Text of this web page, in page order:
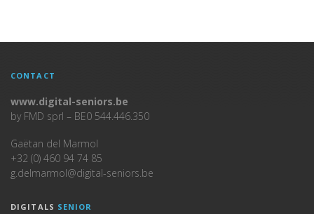
CONTACT
www.digital-seniors.be
by FMD sprl – BE0 544.446.350
Gaëtan del Marmol
+32 (0) 460 94 74 85
g.delmarmol@digital-seniors.be
DIGITALS SENIOR